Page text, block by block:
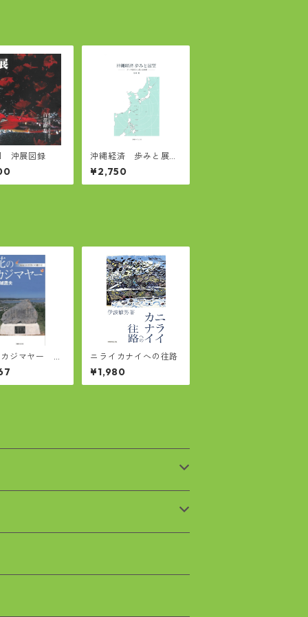
沖展図録
沖縄経済 歩みと展
望 データ分析から
見える実像
¥2,750
ジマヤー 96
笑いの独り
ニライカナイへの往路
¥1,980